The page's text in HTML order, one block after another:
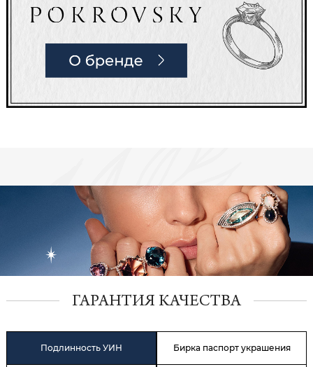
ГАРАНТИЯ КАЧЕСТВА
Подлинность УИН Бирка паспорт украшения